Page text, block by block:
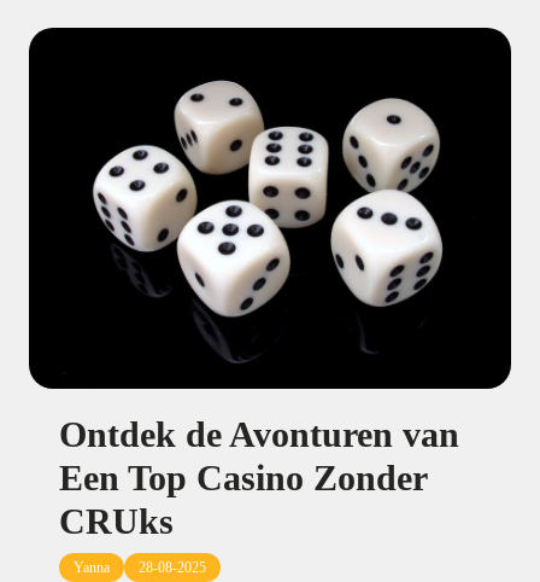
Ontdek de Avonturen van
Een Top Casino Zonder
CRUks
Yanna 28-08-2025